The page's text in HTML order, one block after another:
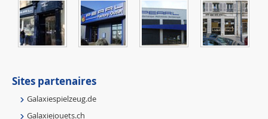
Sites partenaires
Galaxiespielzeug.de
Galaxiejouets.ch